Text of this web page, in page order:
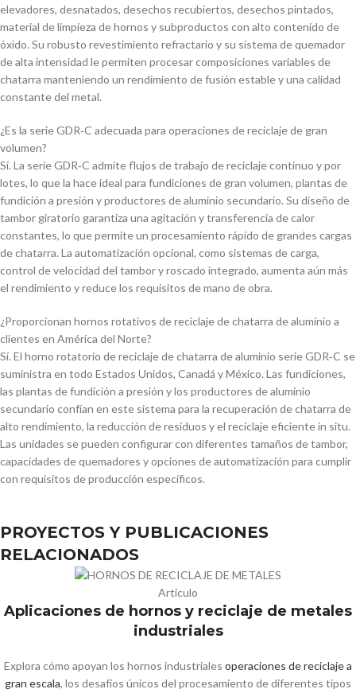
elevadores, desnatados, desechos recubiertos, desechos pintados,
material de limpieza de hornos y subproductos con alto contenido de
óxido. Su robusto revestimiento refractario y su sistema de quemador
de alta intensidad le permiten procesar composiciones variables de
chatarra manteniendo un rendimiento de fusión estable y una calidad
constante del metal.
¿Es la serie GDR‑C adecuada para operaciones de reciclaje de gran
volumen?
Sí. La serie GDR‑C admite flujos de trabajo de reciclaje continuo y por
lotes, lo que la hace ideal para fundiciones de gran volumen, plantas de
fundición a presión y productores de aluminio secundario. Su diseño de
tambor giratorio garantiza una agitación y transferencia de calor
constantes, lo que permite un procesamiento rápido de grandes cargas
de chatarra. La automatización opcional, como sistemas de carga,
control de velocidad del tambor y roscado integrado, aumenta aún más
el rendimiento y reduce los requisitos de mano de obra.
¿Proporcionan hornos rotativos de reciclaje de chatarra de aluminio a
clientes en América del Norte?
Sí. El horno rotatorio de reciclaje de chatarra de aluminio serie GDR‑C se
suministra en todo Estados Unidos, Canadá y México. Las fundiciones,
las plantas de fundición a presión y los productores de aluminio
secundario confían en este sistema para la recuperación de chatarra de
alto rendimiento, la reducción de residuos y el reciclaje eficiente in situ.
Las unidades se pueden configurar con diferentes tamaños de tambor,
capacidades de quemadores y opciones de automatización para cumplir
con requisitos de producción específicos.
PROYECTOS Y PUBLICACIONES
RELACIONADOS
Artículo
Aplicaciones de hornos y reciclaje de metales
industriales
Explora cómo apoyan los hornos industriales operaciones de reciclaje a
gran escala, los desafíos únicos del procesamiento de diferentes tipos